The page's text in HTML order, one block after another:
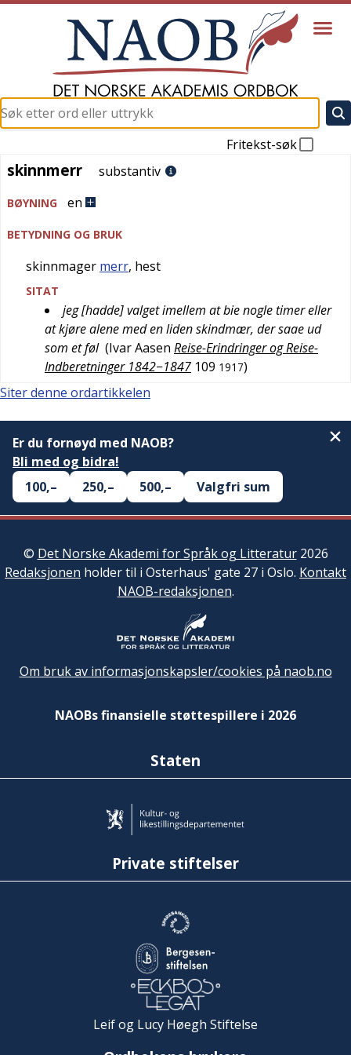
Fritekst-søk
skinnmerr
skinnmerr substantiv
BØYNING en
BETYDNING OG BRUK
skinnmager merr, hest
SITAT
jeg [hadde] valget imellem at bie nogle timer eller
at kjøre alene med en liden skindmær, der saae ud
som et føl (Ivar Aasen Reise-Erindringer og Reise-
Indberetninger 1842−1847 109 1917)
Siter denne ordartikkelen
Er du fornøyd med NAOB?
Bli med og bidra!
100,–
250,– 500,– Valgfri sum
© Det Norske Akademi for Språk og Litteratur2026
Redaksjonen holder til i Osterhaus' gate 27 i Oslo. Kontakt
NAOB-redaksjonen.
Om bruk av informasjonskapsler/cookies på naob.no
NAOBs finansielle støttespillere i 2026
Staten
Private stiftelser
Leif og Lucy Høegh Stiftelse